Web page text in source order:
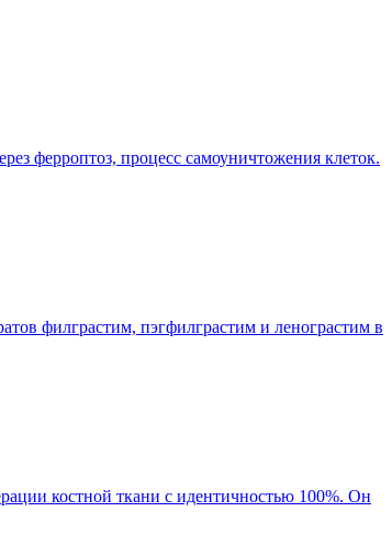
ферроптоз, процесс самоуничтожения клеток.
филграстим, пэгфилграстим и ленограстим в
костной ткани с идентичностью 100%. Он